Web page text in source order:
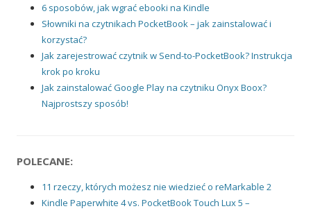
6 sposobów, jak wgrać ebooki na Kindle
Słowniki na czytnikach PocketBook – jak zainstalować i
korzystać?
Jak zarejestrować czytnik w Send-to-PocketBook? Instrukcja
krok po kroku
Jak zainstalować Google Play na czytniku Onyx Boox?
Najprostszy sposób!
POLECANE:
11 rzeczy, których możesz nie wiedzieć o reMarkable 2
Kindle Paperwhite 4 vs. PocketBook Touch Lux 5 –